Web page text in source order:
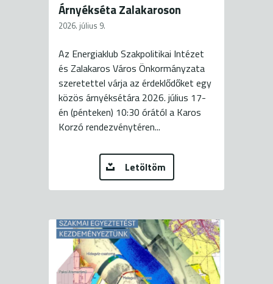
Árnyékséta Zalakaroson
2026. július 9.
Az Energiaklub Szakpolitikai Intézet
és Zalakaros Város Önkormányzata
szeretettel várja az érdeklődőket egy
közös árnyéksétára 2026. július 17-
én (pénteken) 10:30 órától a Karos
Korzó rendezvénytéren...
Letöltöm